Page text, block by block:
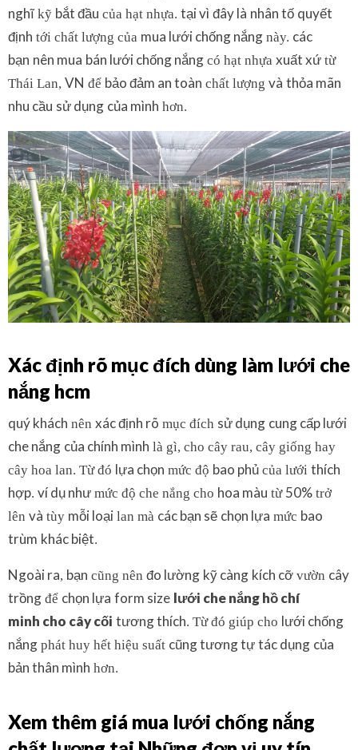
nghĩkỹ bắt đầu của hạt nhựa. tại vì đây là nhân tố quyết
định tới chất lượng của mua lưới chống nắng này. các
bạn nên mua bán lưới chống nắng có hạt nhựa xuất xứ từ
Thái Lan, VN để bảo đảm an toàn chất lượng và thỏa mãn
nhu cầu sử dụng của mình hơn.
Xác định rõ mục đích dùng làm lưới che
nắng hcm
quý khách nên xác định rõ mục đích sử dụng cung cấp lưới
che nắng của chính mình là gì, cho cây rau, cây giống hay
cây hoa lan. Từ đó lựa chọn mức độ bao phủ của lưới thích
hợp. ví dụ như mức độ che nắng cho hoa màu từ 50% trở
lên và tùy mỗi loại lan mà các bạn sẽ chọn lựa mức bao
trùm khác biệt.
Ngoài ra, bạn cũng nên đo lường kỹ càng kích cỡ vườn cây
trồng để chọn lựa form size lưới che nắng hồ chí
minh cho cây cối tương thích. Từ đó giúp cho lưới chống
nắng phát huy hết hiệu suất cũng tương tựtác dụng của
bản thân mình hơn.
Xem thêm giá mua lưới chống nắng